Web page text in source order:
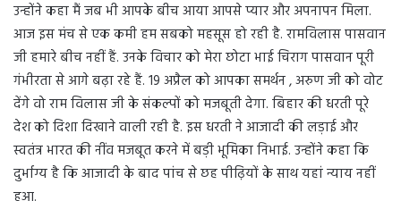
उन्होंने कहा मैं जब भी आपके बीच आया आपसे प्यार और अपनापन मिला.
आज इस मंच से एक कमी हम सबको महसूस हो रही है. रामविलास पासवान
जी हमारे बीच नहीं हैं. उनके विचार को मेरा छोटा भाई चिराग पासवान पूरी
गंभीरता से आगे बढ़ा रहे हैं. 19 अप्रैल को आपका समर्थन , अरुण जी को वोट
देंगे वो राम विलास जी के संकल्पों को मजबूती देगा. बिहार की धरती पूरे
देश को दिशा दिखाने वाली रही है. इस धरती ने आजादी की लड़ाई और
स्वतंत्र भारत की नींव मजबूत करने में बड़ी भूमिका निभाई. उन्होंने कहा कि
दुर्भाग्य है कि आजादी के बाद पांच से छह पीढ़ियों के साथ यहां न्याय नहीं